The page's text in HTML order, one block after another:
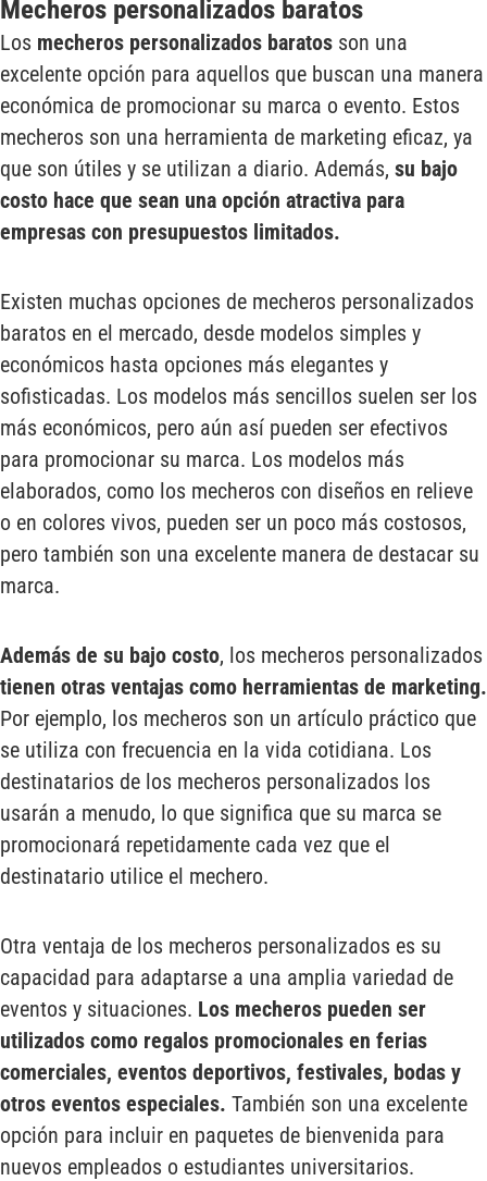
Mecheros personalizados baratos
Los mecheros personalizados baratos son una
excelente opción para aquellos que buscan una manera
económica de promocionar su marca o evento. Estos
mecheros son una herramienta de marketing eficaz, ya
que son útiles y se utilizan a diario. Además, su bajo
costo hace que sean una opción atractiva para
empresas con presupuestos limitados.
Existen muchas opciones de mecheros personalizados
baratos en el mercado, desde modelos simples y
económicos hasta opciones más elegantes y
sofisticadas. Los modelos más sencillos suelen ser los
más económicos, pero aún así pueden ser efectivos
para promocionar su marca. Los modelos más
elaborados, como los mecheros con diseños en relieve
o en colores vivos, pueden ser un poco más costosos,
pero también son una excelente manera de destacar su
marca.
Además de su bajo costo, los mecheros personalizados
tienen otras ventajas como herramientas de marketing.
Por ejemplo, los mecheros son un artículo práctico que
se utiliza con frecuencia en la vida cotidiana. Los
destinatarios de los mecheros personalizados los
usarán a menudo, lo que significa que su marca se
promocionará repetidamente cada vez que el
destinatario utilice el mechero.
Otra ventaja de los mecheros personalizados es su
capacidad para adaptarse a una amplia variedad de
eventos y situaciones. Los mecheros pueden ser
utilizados como regalos promocionales en ferias
comerciales, eventos deportivos, festivales, bodas y
otros eventos especiales. También son una excelente
opción para incluir en paquetes de bienvenida para
nuevos empleados o estudiantes universitarios.